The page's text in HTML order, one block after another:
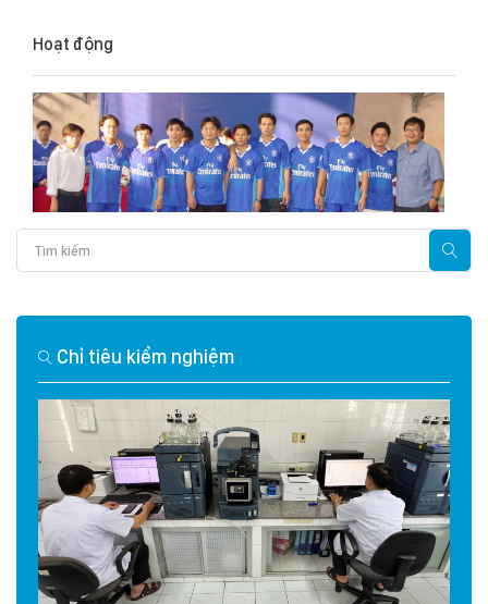
Hoạt động
Chỉ tiêu kiểm nghiệm